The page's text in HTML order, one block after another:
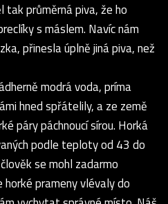
tak průměrná piva, že ho
s máslem. Navíc nám
přinesla úplně jiná piva, než
modrá voda, príma
hned spřátelily, a ze země
páry páchnoucí sírou. Horká
podle teploty od 43 do
se mohl zadarmo
prameny vlévaly do